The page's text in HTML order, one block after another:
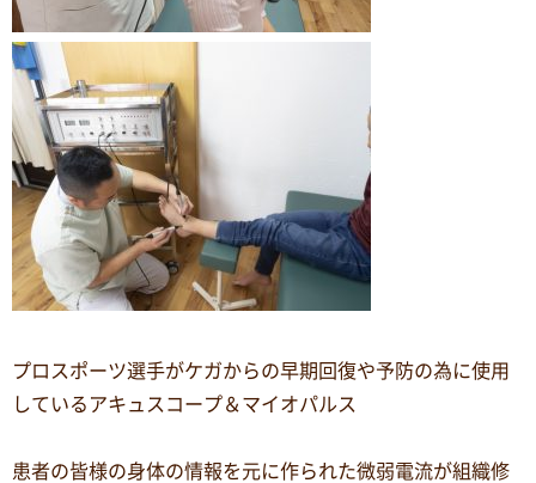
プロスポーツ選手がケガからの早期回復や予防の為に使用
しているアキュスコープ＆マイオパルス
患者の皆様の身体の情報を元に作られた微弱電流が組織修